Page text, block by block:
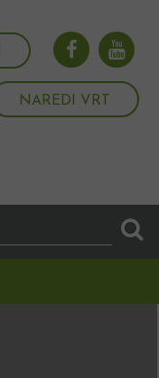
NAREDI VRT